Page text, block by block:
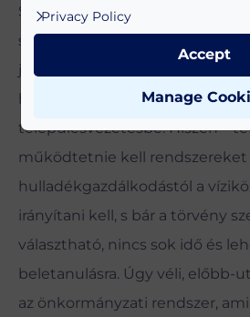
Siófoki Híreknek a
szerint egyébként ez a
jövőbe mutat, mert hosszú
hogy kellő ismeretek híján
településvezetésbe. Hiszen –
működtetnie kell rendszereket
hulladékgazdálkodástól a
irányítani kell, s bár a törvény
választható, nincs sok idő és
beletanulásra. Úgy véli, előbb-
az önkormányzati rendszer,
Privacy Policy
Manage
Accept